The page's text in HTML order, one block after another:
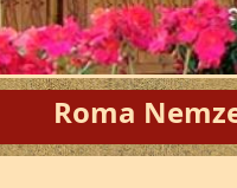
Roma